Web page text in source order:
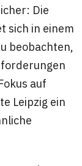
Die
sich in einem
beobachten,
auf
Leipzig ein